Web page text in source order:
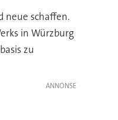
neue schaffen.
in Würzburg
zu